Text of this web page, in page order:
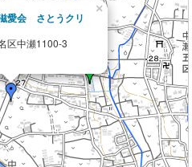
愛会 さとうクリ
区中瀬1100-3
×